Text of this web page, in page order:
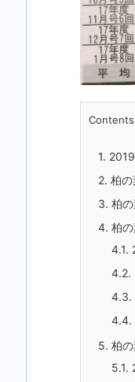
Contents
1.
2. 柏の
3. 柏
4. 柏
4.1.
4.2.
4.3.
4.4.
5. 柏
5.1.